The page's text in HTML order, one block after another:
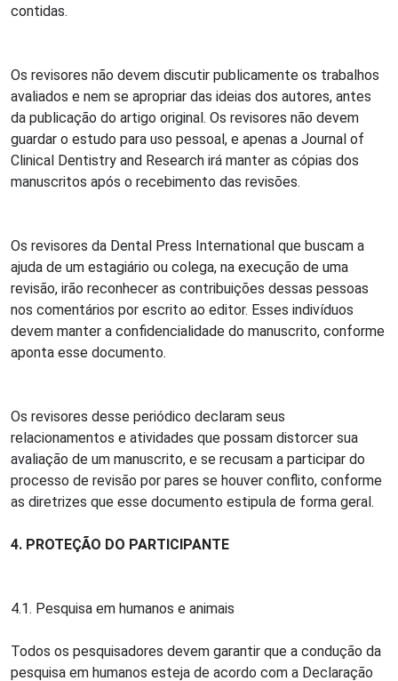
contidas.
Os revisores não devem discutir publicamente os trabalhos
avaliados e nem se apropriar das ideias dos autores, antes
da publicação do artigo original. Os revisores não devem
guardar o estudo para uso pessoal, e apenas a Journal of
Clinical Dentistry and Research irá manter as cópias dos
manuscritos após o recebimento das revisões.
Os revisores da Dental Press International que buscam a
ajuda de um estagiário ou colega, na execução de uma
revisão, irão reconhecer as contribuições dessas pessoas
nos comentários por escrito ao editor. Esses indivíduos
devem manter a confidencialidade do manuscrito, conforme
aponta esse documento.
Os revisores desse periódico declaram seus
relacionamentos e atividades que possam distorcer sua
avaliação de um manuscrito, e se recusam a participar do
processo de revisão por pares se houver conflito, conforme
as diretrizes que esse documento estipula de forma geral.
4. PROTEÇÃO DO PARTICIPANTE
4.1. Pesquisa em humanos e animais
Todos os pesquisadores devem garantir que a condução da
pesquisa em humanos esteja de acordo com a Declaração